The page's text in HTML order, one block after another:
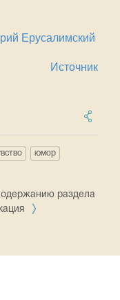
Ерусалимский
Источник
юмор
раздела